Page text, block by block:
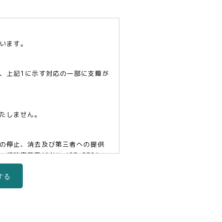
ます。
上記1に示す対応の一部に支障が
しません。
停止、消去及び第三者への提供
・相談窓口責任者(tel03-5321-
る